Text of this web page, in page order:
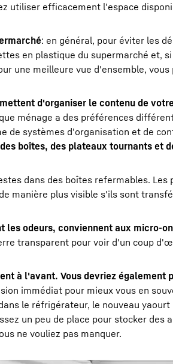
utiliser efficacement l'espace
: en général, pour éviter les
en plastique du supermarché et,
une meilleure vue d'ensemble,
d'organiser le contenu de
ménage a des préférences
de systèmes d'organisation et de
boîtes, des plateaux tournants et
dans des boîtes refermables.
manière plus visible s'ils sont
les odeurs, conviennent aux micro-
transparent pour voir d'un coup
à l'avant. Vous devriez également
immédiat pour mieux vous en
le réfrigérateur, le nouveau
un peu de place pour stocker des
ne vouliez pas manquer.